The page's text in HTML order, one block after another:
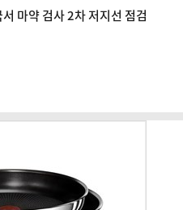
마약 검사 2차 저지선 점검